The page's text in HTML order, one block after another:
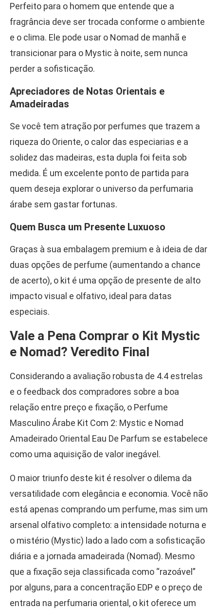
Perfeito para o homem que entende que a
fragrância deve ser trocada conforme o ambiente
e o clima. Ele pode usar o Nomad de manhã e
transicionar para o Mystic à noite, sem nunca
perder a sofisticação.
Apreciadores de Notas Orientais e
Amadeiradas
Se você tem atração por perfumes que trazem a
riqueza do Oriente, o calor das especiarias e a
solidez das madeiras, esta dupla foi feita sob
medida. É um excelente ponto de partida para
quem deseja explorar o universo da perfumaria
árabe sem gastar fortunas.
Quem Busca um Presente Luxuoso
Graças à sua embalagem premium e à ideia de dar
duas opções de perfume (aumentando a chance
de acerto), o kit é uma opção de presente de alto
impacto visual e olfativo, ideal para datas
especiais.
Vale a Pena Comprar o Kit Mystic
e Nomad? Veredito Final
Considerando a avaliação robusta de 4.4 estrelas
e o feedback dos compradores sobre a boa
relação entre preço e fixação, o Perfume
Masculino Árabe Kit Com 2: Mystic e Nomad
Amadeirado Oriental Eau De Parfum se estabelece
como uma aquisição de valor inegável.
O maior triunfo deste kit é resolver o dilema da
versatilidade com elegância e economia. Você não
está apenas comprando um perfume, mas sim um
arsenal olfativo completo: a intensidade noturna e
o mistério (Mystic) lado a lado com a sofisticação
diária e a jornada amadeirada (Nomad). Mesmo
que a fixação seja classificada como “razoável”
por alguns, para a concentração EDP e o preço de
entrada na perfumaria oriental, o kit oferece um